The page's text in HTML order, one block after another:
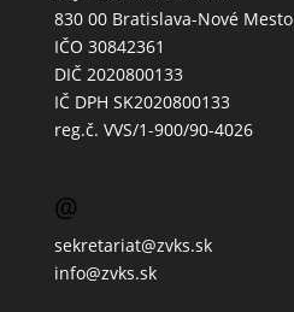
830 00 Bratislava-Nové Mesto
IČO 30842361
DIČ 2020800133
IČ DPH SK2020800133
reg.č. VVS/1-900/90-4026
@
sekretariat@zvks.sk
info@zvks.sk